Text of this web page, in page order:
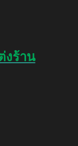
งร้าน